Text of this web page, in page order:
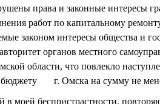
права и законные интересы
работ по капитальному
законом интересы общества и
органов местного
области, что повлекло
бюджету г. Омска на сумму не
беспристрастности,